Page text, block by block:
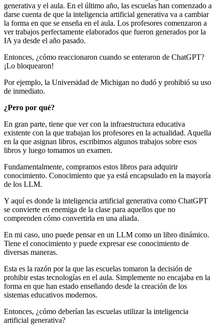
generativa y el aula. En el último año, las escuelas han comenzado a
darse cuenta de que la inteligencia artificial generativa va a cambiar
la forma en que se enseña en el aula. Los profesores comenzaron a
ver trabajos perfectamente elaborados que fueron generados por la
IA ya desde el año pasado.
Entonces, ¿cómo reaccionaron cuando se enteraron de ChatGPT?
¡Lo bloquearon!
Por ejemplo, la Universidad de Michigan no dudó y prohibió su uso
de inmediato.
¿Pero por qué?
En gran parte, tiene que ver con la infraestructura educativa
existente con la que trabajan los profesores en la actualidad. Aquella
en la que asignan libros, escribimos algunos trabajos sobre esos
libros y luego tomamos un examen.
Fundamentalmente, compramos estos libros para adquirir
conocimiento. Conocimiento que ya está encapsulado en la mayoría
de los LLM.
Y aquí es donde la inteligencia artificial generativa como ChatGPT
se convierte en enemiga de la clase para aquellos que no
comprenden cómo convertirla en una aliada.
En mi caso, uno puede pensar en un LLM como un libro dinámico.
Tiene el conocimiento y puede expresar ese conocimiento de
diversas maneras.
Esta es la razón por la que las escuelas tomaron la decisión de
prohibir estas tecnologías en el aula. Simplemente no encajaba en la
forma en que han estado enseñando desde la creación de los
sistemas educativos modernos.
Entonces, ¿cómo deberían las escuelas utilizar la inteligencia
artificial generativa?